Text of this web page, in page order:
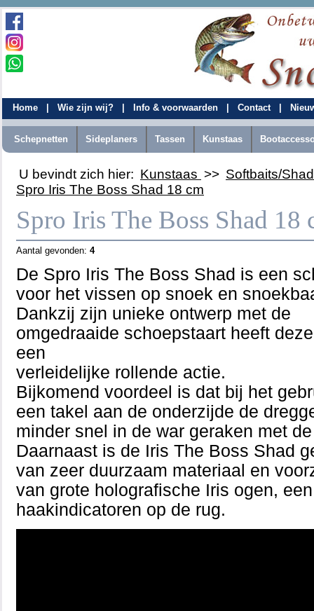
Home Wie zijn wij? Info & voorwaarden Contact
Schepnetten Sideplaners Tassen Kunstaas
U bevindt zich hier: Kunstaas >> Softbaits/
Spro Iris The Boss Shad 18 cm
Spro Iris The Boss Shad 18
Aantal gevonden: 4
De Spro Iris The Boss Shad is een
voor het vissen op snoek en
Dankzij zijn unieke ontwerp met de
omgedraaide schoepstaart heeft
een
verleidelijke rollende actie.
Bijkomend voordeel is dat bij het
een takel aan de onderzijde de
minder snel in de war geraken met
Daarnaast is de Iris The Boss Shad
van zeer duurzaam materiaal en
van grote holografische Iris ogen,
haakindicatoren op de rug.